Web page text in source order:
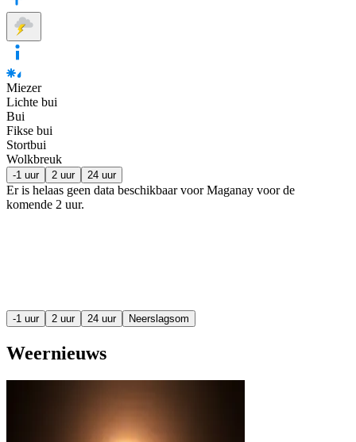
Miezer
Lichte bui
Bui
Fikse bui
Stortbui
Wolkbreuk
-1 uur 2 uur 24 uur
Er is helaas geen data beschikbaar voor Maganay voor de
komende 2 uur.
-1 uur 2 uur 24 uur Neerslagsom
Weernieuws